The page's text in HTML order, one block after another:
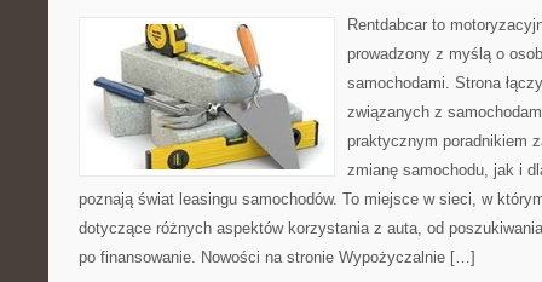
Rentdabcar to
prowadzony z myślą o
samochodami. Strona
związanych z
praktycznym poradnikiem
zmianę samochodu, jak i
poznają świat leasingu samochodów. To miejsce w sieci, w
dotyczące różnych aspektów korzystania z auta, od
po finansowanie. Nowości na stronie Wypożyczalnie […]